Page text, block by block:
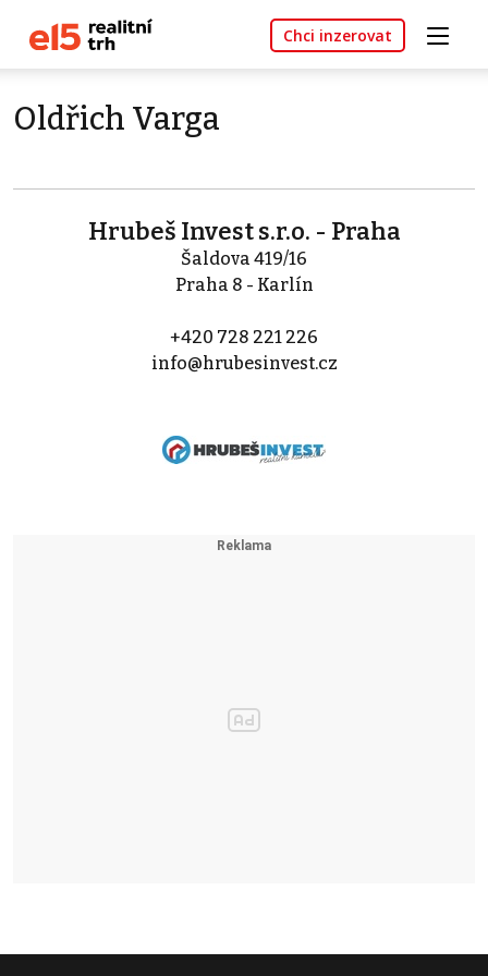
Chci inzerovat
Oldřich Varga
Hrubeš Invest s.r.o. - Praha
Šaldova 419/16
Praha 8 - Karlín
+420 728 221 226
info@hrubesinvest.cz